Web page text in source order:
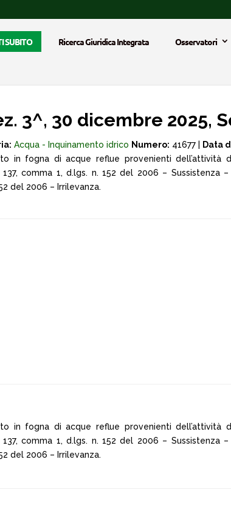
SUBITO Ricerca Giuridica Integrata Osservatori
3^, 30 dicembre 2025,
Acqua - Inquinamento idrico Numero: 41677 | Data
in fogna di acque reflue provenienti dell’attività
comma 1, d.lgs. n. 152 del 2006 – Sussistenza
del 2006 – Irrilevanza.
in fogna di acque reflue provenienti dell’attività
comma 1, d.lgs. n. 152 del 2006 – Sussistenza
del 2006 – Irrilevanza.